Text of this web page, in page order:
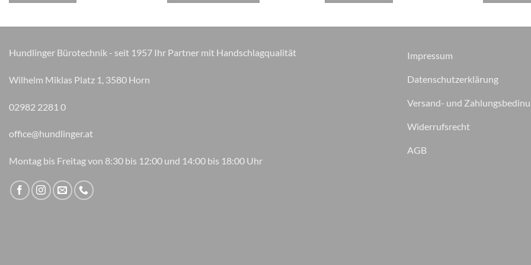
Hundlinger Bürotechnik - seit 1957 Ihr Partner mit Handschlagqualität
Wilhelm Miklas Platz 1, 3580 Horn
02982 2281 0
office@hundlinger.at
Montag bis Freitag von 8:30 bis 12:00 und 14:00 bis 18:00 Uhr
Impressum
Datenschutzerklärung
Versand- und
Widerrufsrecht
AGB